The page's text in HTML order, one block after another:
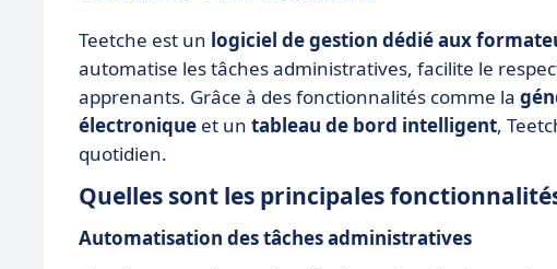
Teetche est un logiciel de gestion dédié aux
automatise les tâches administratives, facilite le
apprenants. Grâce à des fonctionnalités comme la
électronique et un tableau de bord intelligent,
quotidien.
Quelles sont les principales
Automatisation des tâches administratives